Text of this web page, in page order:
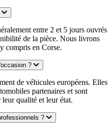
entre 2 et 5 jours ouvrés
de la pièce. Nous livrons
compris en Corse.
?
de véhicules européens. Elles
partenaires et sont
leur qualité et leur état.
?